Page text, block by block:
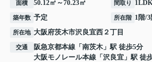
面積 50.12㎡～70.23㎡ 間取り
築年数 予定 所在階 1階/
所在地 大阪府茨木市沢良宜西 ２丁目
交通 阪急京都本線 「 南茨木 」駅 徒歩5分
大阪モノレール本線 「 沢良宜 」駅 徒